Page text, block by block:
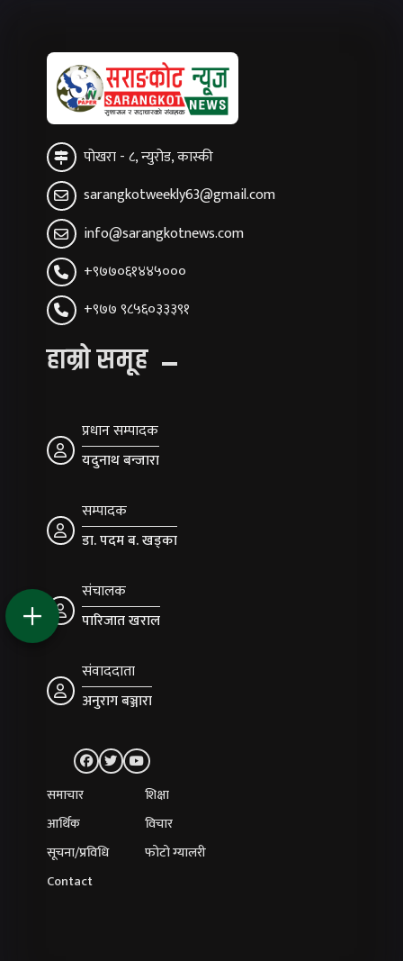
पोखरा - ८, न्युरोड, कास्की
sarangkotweekly63@gmail.com
info@sarangkotnews.com
+९७७०६१४४५०००
+९७७ ९८५६०३३३९१
हाम्रो समूह
प्रधान सम्पादक
यदुनाथ बन्जारा
सम्पादक
डा. पदम ब. खड्का
संचालक
पारिजात खराल
संवाददाता
अनुराग बञ्जारा
समाचार
शिक्षा
आर्थिक
विचार
सूचना/प्रविधि
फोटो ग्यालरी
Contact